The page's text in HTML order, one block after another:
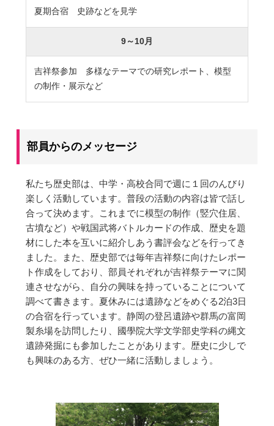
保護者の方へ
在校生の方へ
卒業生及び卒業生保護者の方へ
夏期合宿 史跡などを見学
9～10月
吉祥祭参加 多様なテーマでの研究レポート、模型
の制作・展示など
部員からのメッセージ
私たち歴史部は、中学・高校合同で週に１回のんびり
楽しく活動しています。普段の活動の内容は皆で話し
合って決めます。これまでに模型の制作（竪穴住居、
古墳など）や戦国武将バトルカードの作成、歴史を題
材にした本を互いに紹介しあう書評会などを行ってき
ました。また、歴史部では毎年吉祥祭に向けたレポー
ト作成をしており、部員それぞれが吉祥祭テーマに関
連させながら、自分の興味を持っていることについて
調べて書きます。夏休みには遺跡などをめぐる2泊3日
の合宿を行っています。静岡の登呂遺跡や群馬の富岡
製糸場を訪問したり、國學院大学文学部史学科の縄文
遺跡発掘にも参加したことがあります。歴史に少しで
も興味のある方、ぜひ一緒に活動しましょう。